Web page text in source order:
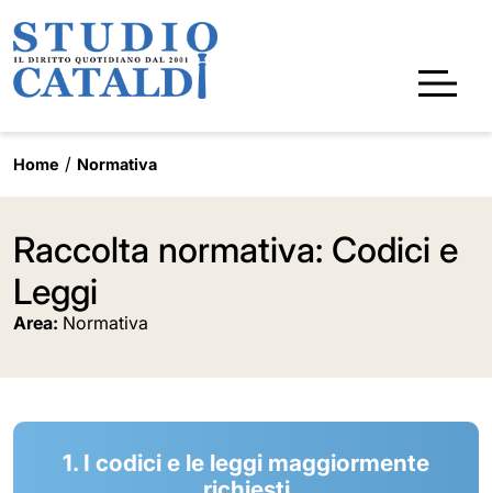
Home Normativa
Raccolta normativa: Codici e
Leggi
Area: Normativa
1. I codici e le leggi maggiormente